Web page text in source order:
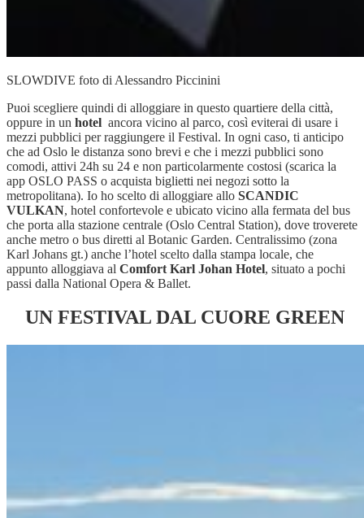
SLOWDIVE foto di Alessandro Piccinini
Puoi scegliere quindi di alloggiare in questo quartiere della città,
oppure in un hotel ancora vicino al parco, così eviterai di usare i
mezzi pubblici per raggiungere il Festival. In ogni caso, ti anticipo
che ad Oslo le distanza sono brevi e che i mezzi pubblici sono
comodi, attivi 24h su 24 e non particolarmente costosi (scarica la
app OSLO PASS o acquista biglietti nei negozi sotto la
metropolitana). Io ho scelto di alloggiare allo SCANDIC
VULKAN, hotel confortevole e ubicato vicino alla fermata del bus
che porta alla stazione centrale (Oslo Central Station), dove troverete
anche metro o bus diretti al Botanic Garden. Centralissimo (zona
Karl Johans gt.) anche l’hotel scelto dalla stampa locale, che
appunto alloggiava al Comfort Karl Johan Hotel, situato a pochi
passi dalla National Opera & Ballet.
UN FESTIVAL DAL CUORE GREEN